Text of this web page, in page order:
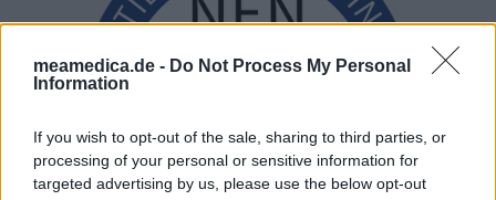
meamedica.de - Do Not Process My Personal
Information
If you wish to opt-out of the sale, sharing to third parties, or
processing of your personal or sensitive information for
targeted advertising by us, please use the below opt-out